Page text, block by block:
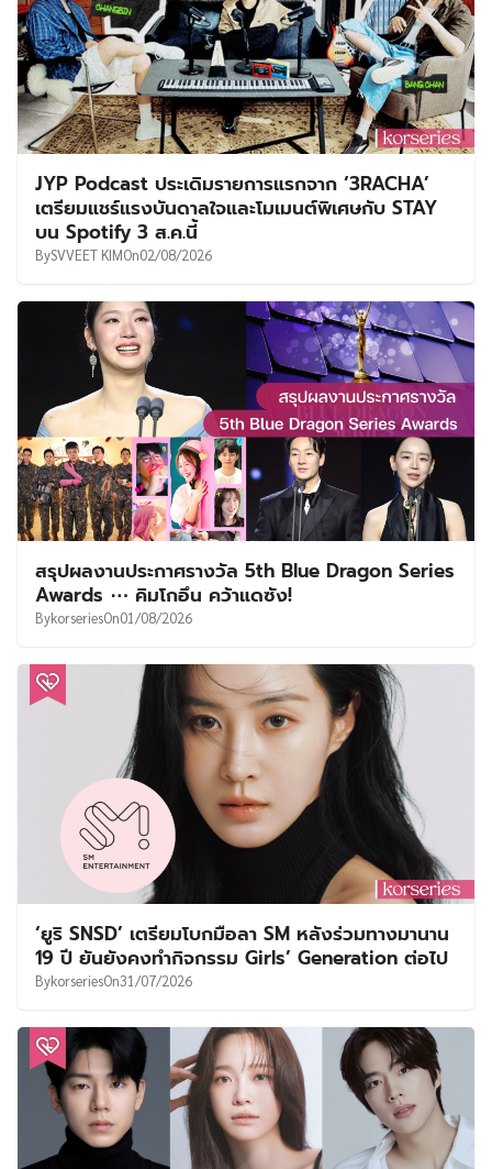
JYP Podcast ประเดิมรายการแรกจาก ‘3RACHA’
เตรียมแชร์แรงบันดาลใจและโมเมนต์พิเศษกับ STAY
บน Spotify 3 ส.ค.นี้
BySVVEET KIMOn02/08/2026
สรุปผลงานประกาศรางวัล 5th Blue Dragon Series
Awards ⋯ คิมโกอึน คว้าแดซัง!
BykorseriesOn01/08/2026
‘ยูริ SNSD’ เตรียมโบกมือลา SM หลังร่วมทางมานาน
19 ปี ยันยังคงทำกิจกรรม Girls’ Generation ต่อไป
BykorseriesOn31/07/2026